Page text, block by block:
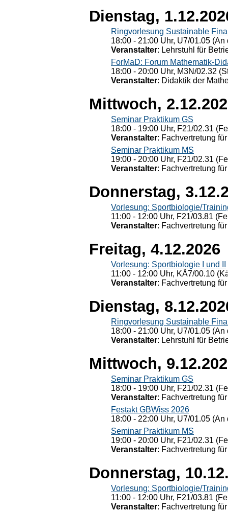
Dienstag,
Ringvorlesung Sustainable
18:00 - 21:00 Uhr, U7/01.05
Veranstalter: Lehrstuhl für
ForMaD: Forum Mathematik-
18:00 - 20:00 Uhr, M3N/02.32
Veranstalter: Didaktik der
Mittwoch,
Seminar Praktikum GS
18:00 - 19:00 Uhr, F21/02.31
Veranstalter: Fachvertretung
Seminar Praktikum MS
19:00 - 20:00 Uhr, F21/02.31
Veranstalter: Fachvertretung
Donnerstag,
Vorlesung: Sportbiologie/
11:00 - 12:00 Uhr, F21/03.81
Veranstalter: Fachvertretung
Freitag, 4.12.2026
Vorlesung: Sportbiologie I und II
11:00 - 12:00 Uhr, KÄ7/00.10
Veranstalter: Fachvertretung
Dienstag,
Ringvorlesung Sustainable
18:00 - 21:00 Uhr, U7/01.05
Veranstalter: Lehrstuhl für
Mittwoch,
Seminar Praktikum GS
18:00 - 19:00 Uhr, F21/02.31
Veranstalter: Fachvertretung
Festakt GBWiss 2026
18:00 - 22:00 Uhr, U7/01.05
Seminar Praktikum MS
19:00 - 20:00 Uhr, F21/02.31
Veranstalter: Fachvertretung
Donnerstag,
Vorlesung: Sportbiologie/
11:00 - 12:00 Uhr, F21/03.81
Veranstalter: Fachvertretung